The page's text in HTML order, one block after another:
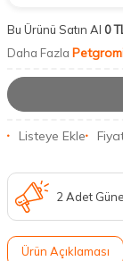
Bu Ürünü Satın Al 0
Daha Fazla
Listeye Ekle
2 Adet
Ürün Açıklaması